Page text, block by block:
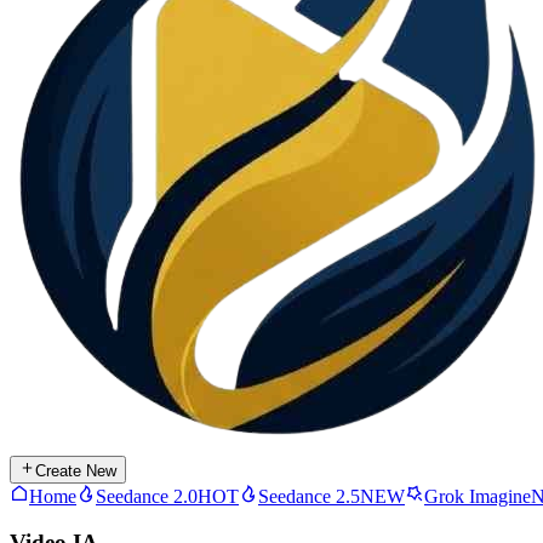
Create New
Home Seedance 2.0HOT Seedance 2.5NEW Grok Imagine